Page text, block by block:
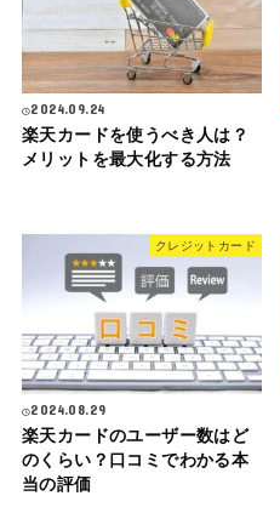
2024.09.24
楽天カードを使うべき人は？
メリットを最大化する方法
クレジットカード
2024.08.29
楽天カードのユーザー数はど
のくらい？口コミでわかる本
当の評価